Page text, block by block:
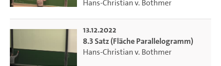
Hans-Christian v. Bothmer
13.12.2022
8.3 Satz (Fläche Parallelogramm)
Hans-Christian v. Bothmer